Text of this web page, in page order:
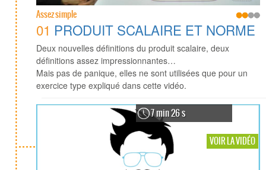
Assez simple
01 PRODUIT SCALAIRE ET NORME
Deux nouvelles définitions du produit scalaire, deux
définitions assez impressionnantes…
Mais pas de panique, elles ne sont utilisées que pour un
exercice type expliqué dans cette vidéo.
7 min 26 s
VOIR LA VIDÉO